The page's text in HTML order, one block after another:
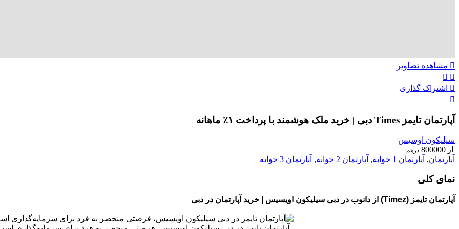
مشاهده تصاویر
اشتراک گذاری
آپارتمان تایمز Times دبی | خرید ملک هوشمند با پرداخت ۱٪ ماهانه
سیلیکون اوسیس
از 800000 درهم
آپارتمان, آپارتمان 1 خوابه , آپارتمان 2 خوابه , آپارتمان 3 خوابه
نمای کلی
آپارتمان تایمز (Timez) از دانوب در دبی سیلیکون اویسیس | خرید آپارتمان در دبی